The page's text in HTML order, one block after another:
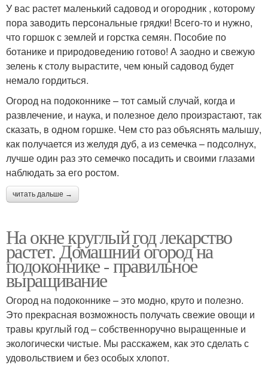
У вас растет маленький садовод и огородник , которому
пора заводить персональные грядки! Всего-то и нужно,
что горшок с землей и горстка семян. Пособие по
ботанике и природоведению готово! А заодно и свежую
зелень к столу вырастите, чем юный садовод будет
немало гордиться.
Огород на подоконнике – тот самый случай, когда и
развлечение, и наука, и полезное дело произрастают, так
сказать, в одном горшке. Чем сто раз объяснять малышу,
как получается из желудя дуб, а из семечка – подсолнух,
лучше один раз это семечко посадить и своими глазами
наблюдать за его ростом.
читать дальше →
На окне круглый год лекарство
растет. Домашний огород на
подоконнике - правильное
выращивание
Огород на подоконнике – это модно, круто и полезно.
Это прекрасная возможность получать свежие овощи и
травы круглый год – собственноручно выращенные и
экологически чистые. Мы расскажем, как это сделать с
удовольствием и без особых хлопот.